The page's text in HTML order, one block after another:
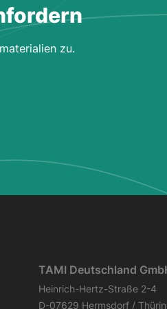
zu.
TAMI Deutschland
Heinrich-Hertz-Straße 2-4
D-07629 Hermsdorf /